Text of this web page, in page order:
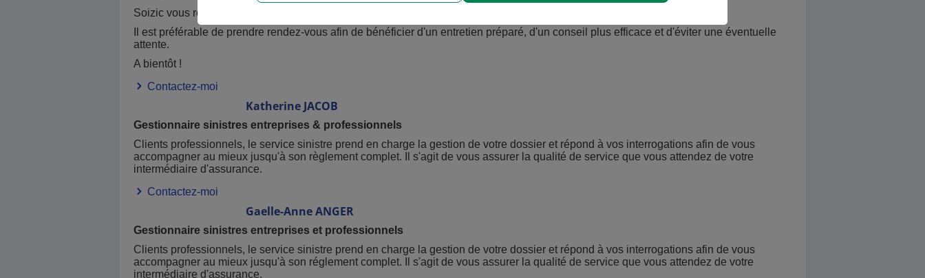
Soizic vous reçoit à Saint-Brevin du lundi au vendredi de 9:00 à 12:00 et de 14:00 à 18:00.
Il est préférable de prendre rendez-vous afin de bénéficier d'un entretien préparé, d'un conseil plus efficace et d'éviter une éventuelle
attente.
A bientôt !
Contactez-moi
Katherine JACOB
Gestionnaire sinistres entreprises & professionnels
Clients professionnels, le service sinistre prend en charge la gestion de votre dossier et répond à vos interrogations afin de vous
accompagner au mieux jusqu'à son règlement complet. Il s'agit de vous assurer la qualité de service que vous attendez de votre
intermédiaire d'assurance.
Contactez-moi
Gaelle-Anne ANGER
Gestionnaire sinistres entreprises et professionnels
Clients professionnels, le service sinistre prend en charge la gestion de votre dossier et répond à vos interrogations afin de vous
accompagner au mieux jusqu'à son réglement complet. Il s'agit de vous assurer la qualité de service que vous attendez de votre
intermédiaire d'assurance.